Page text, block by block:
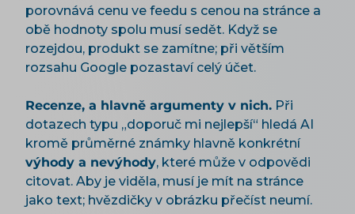
porovnává cenu ve feedu s cenou na stránce a
obě hodnoty spolu musí sedět. Když se
rozejdou, produkt se zamítne; při větším
rozsahu Google pozastaví celý účet.
Recenze, a hlavně argumenty v nich. Při
dotazech typu „doporuč mi nejlepší“ hledá AI
kromě průměrné známky hlavně konkrétní
výhody a nevýhody, které může v odpovědi
citovat. Aby je viděla, musí je mít na stránce
jako text; hvězdičky v obrázku přečíst neumí.